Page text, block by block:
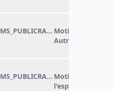
MS_PUBLICRAIS_IMotif de
Autre
MS_PUBLICRAISPMotif principal
l'espace public